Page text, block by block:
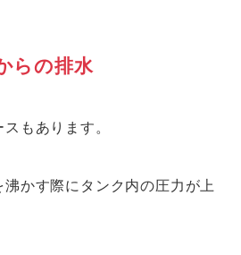
らの排水
もあります。
かす際にタンク内の圧力が上